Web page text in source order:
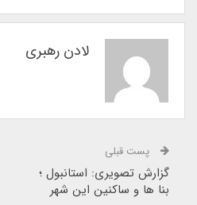
لادن رهبری
پست قبلی
گزارش تصویری: استانبول ؛
بنا ها و ساکنین این شهر